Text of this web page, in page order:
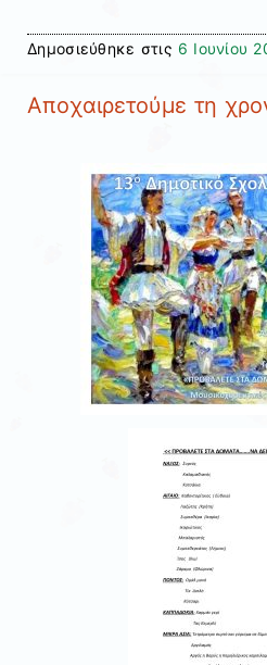
Δημοσιεύθηκε στις 6 Ιουνίου
Αποχαιρετούμε τη